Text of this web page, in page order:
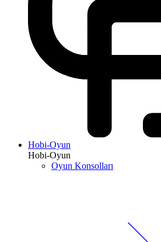
Hobi-Oyun
Hobi-Oyun
Oyun Konsolları